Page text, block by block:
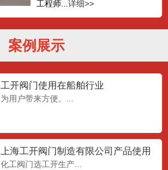
工程师... 详细>>
案例展示
工开阀门使用在船舶行业
为用户带来方便。...
上海工开阀门制造有限公司产品使用
在化工行业
化工阀门选工开生产...